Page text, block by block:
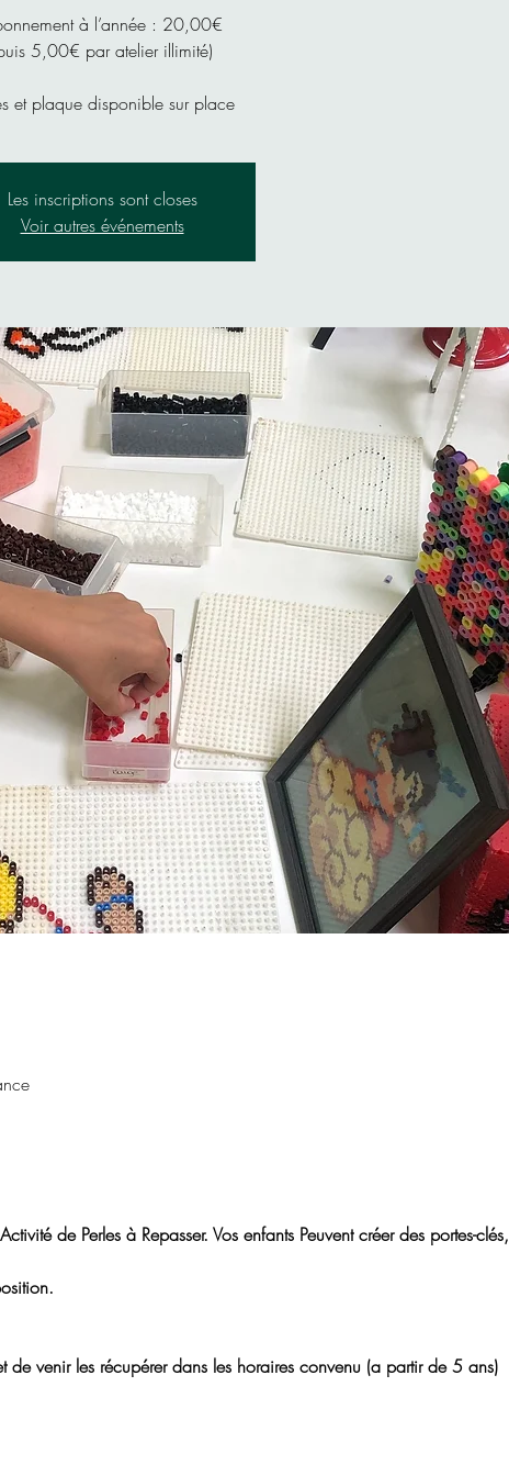
à l’année : 20,00€
5,00€ par atelier illimité)
et plaque disponible sur place
Les inscriptions sont closes
Voir autres événements
de Perles à Repasser. Vos enfants Peuvent créer des portes-clés,
venir les récupérer dans les horaires convenu (a partir de 5 ans)